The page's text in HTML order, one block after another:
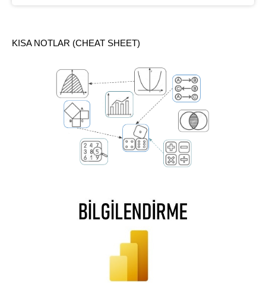
KISA NOTLAR (CHEAT SHEET)